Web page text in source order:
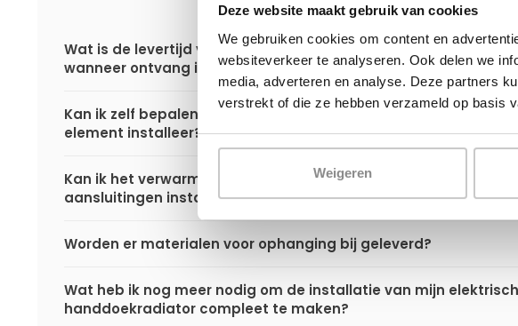
Deze website maakt gebruik van cookies
We gebruiken cookies om content en
websiteverkeer te analyseren. Ook delen we
media, adverteren en analyse. Deze partners
verstrekt of die ze hebben verzameld op basis
Weigeren
Wat is de levertijd van een elektrische handdoekradiator en
wanneer ontvang ik deze als ik een bestelling plaats?
Kan ik zelf bepalen aan welke zijde (links of rechts) ik het
element installeer?
Kan ik het verwarmingselement ook via één van de boven
aansluitingen installeren?
Worden er materialen voor ophanging bij geleverd?
Wat heb ik nog meer nodig om de installatie van mijn
handdoekradiator compleet te maken?